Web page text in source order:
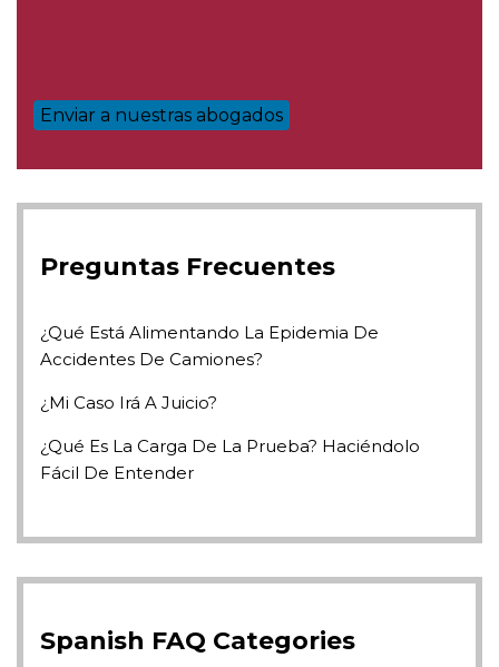
Preguntas Frecuentes
¿Qué Está Alimentando La Epidemia De
Accidentes De Camiones?
¿Mi Caso Irá A Juicio?
¿Qué Es La Carga De La Prueba? Haciéndolo
Fácil De Entender
Spanish FAQ Categories